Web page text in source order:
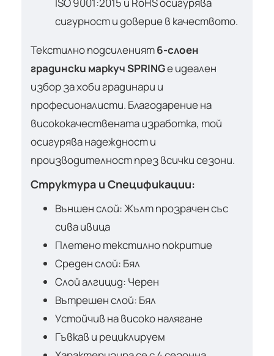
сигурност и доверие в качеството.
Текстилно подсиленият6-слоен
градински маркуч SPRINGе идеален
избор за хоби градинари и
професионалисти. Благодарение на
висококачествената изработка, той
осигурява надеждност и
производителност през всички сезони.
Структура и Спецификации:
Външен слой: Жълт прозрачен със
сива ивица
Плетено текстилно покритие
Среден слой: Бял
Слой алгицид: Черен
Вътрешен слой: Бял
Устойчив на високо налягане
Гъвкав и рециклируем